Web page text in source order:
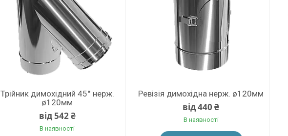
Трійник димохідний 45° нерж.
ø120мм
від 542 ₴
В наявності
Ревізія димохідна нерж. ø120мм
від 440 ₴
В наявності